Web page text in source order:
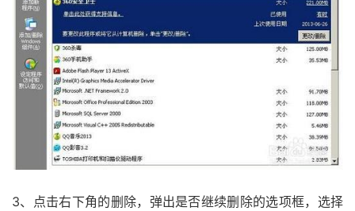
3、点击右下角的删除，弹出是否继续删除的选项框，选择